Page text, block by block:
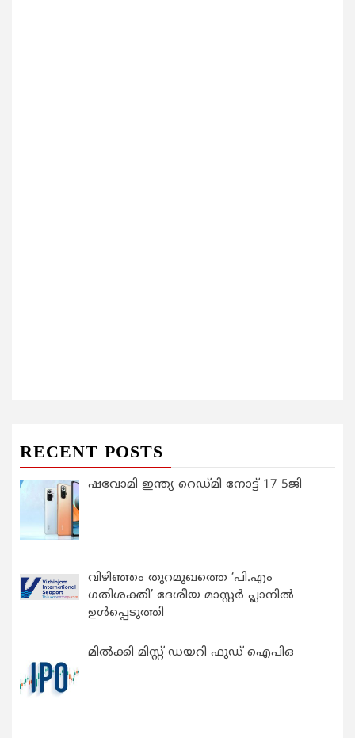
RECENT POSTS
ഷവോമി ഇന്ത്യ റെഡ്മി നോട്ട് 17 5ജി
വിഴിഞ്ഞം തുറമുഖത്തെ ‘പി.എം
ഗതിശക്തി’ ദേശീയ മാസ്റ്റർ പ്ലാനിൽ
ഉൾപ്പെടുത്തി
മിൽക്കി മിസ്റ്റ് ഡയറി ഫുഡ് ഐപിഒ